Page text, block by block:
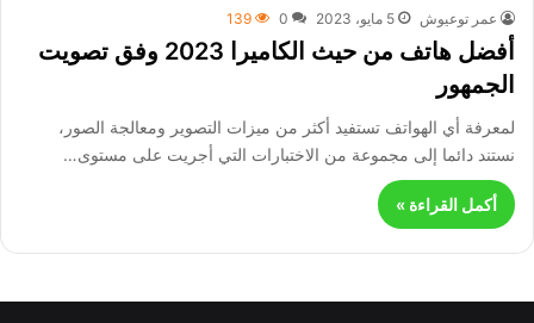
عمر توعيوش 5 مايو، 2023 0
139
أفضل هاتف من حيث الكاميرا 2023 وفق تصويت
الجمهور
لمعرفة أي الهواتف تستفيد أكثر من ميزات التصوير ومعالجة الصور،
نستند دائما إلى مجموعة من الاختبارات التي أجريت على مستوى…
أكمل القراءة »